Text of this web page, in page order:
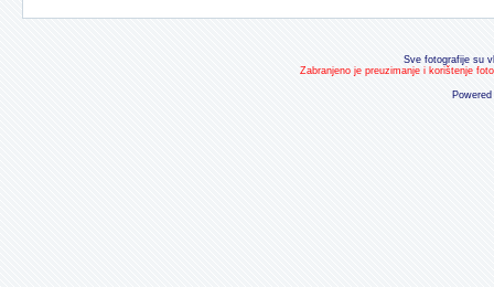
Sve fotografije su
Zabranjeno je preuzimanje i korištenje